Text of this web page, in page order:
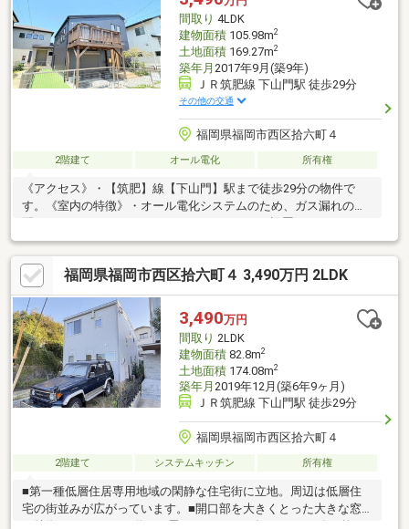
間取り 4LDK
建物面積105.98m2
土地面積169.27m2
築年月 2017年9月(築9年)
ＪＲ筑肥線 下山門駅 徒歩29分
その他の交通
福岡県福岡市西区拾六町４
2階建て オール電化 所有権
《アクセス》・【筑肥】線【下山門】駅まで徒歩29分の物件で
す。《室内の特徴》・オール電化システムのため、ガス漏れの心
配もいりません。またIHクッキングヒーターを設置しております
ので、お手入れもしやすいです。・太陽光設置。・LDKは約16畳
あります。・システムキッチンは、リビングを見渡せるカウンタ
ー式。お子様の様子を見ながら、ご家族との会話を楽しみなが
ら、お料理をすることができます。また、完成したお料理を運ぶ
手間を少しだけ軽減してくれます。・駐車最大3台可能
福岡県福岡市西区拾六町４ 3,490万円 2LDK
3,490万円
間取り 2LDK
建物面積82.8m2
土地面積174.08m2
築年月 2019年12月(築6年9ヶ月)
ＪＲ筑肥線 下山門駅 徒歩29分
福岡県福岡市西区拾六町４
2階建て システムキッチン 所有権
■第一種低層住居専用地域の閑静な住宅街に立地。周辺は低層住
宅の街並みが広がっています。■開口部を大きくとった大きな窓